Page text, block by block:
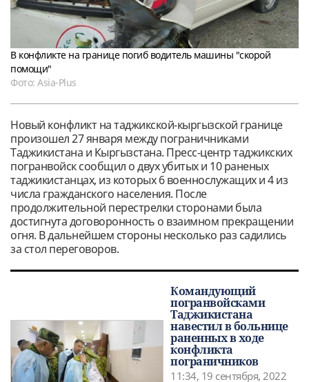
В конфликте на границе погиб водитель машины "скорой
помощи"
Фото: Asia-Plus
Новый конфликт на таджикской-кыргызской границе
произошел 27 января между пограничниками
Таджикистана и Кыргызстана. Пресс-центр таджикских
погранвойск сообщил о двух убитых и 10 раненых
таджикистанцах, из которых 6 военнослужащих и 4 из
числа гражданского населения. После
продолжительной перестрелки сторонами была
достигнута договоронность о взаимном прекращении
огня. В дальнейшем стороны несколько раз садились
за стол переговоров.
Командующий
погранвойсками
Таджикистана
навестил в больнице
раненных в ходе
конфликта
пограничников
11:34, 19 сентября, 2022